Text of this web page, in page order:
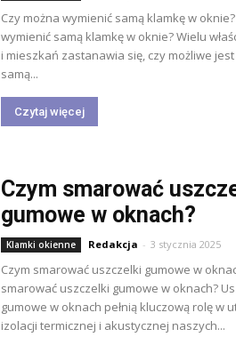
Czy można wymienić samą klamkę w
wymienić samą klamkę w oknie? Wielu
i mieszkań zastanawia się, czy możliwe
samą...
Czytaj więcej
Czym smarować
gumowe w oknach?
Klamki okienne Redakcja - 3 stycznia 2025
Czym smarować uszczelki gumowe w
smarować uszczelki gumowe w oknach?
gumowe w oknach pełnią kluczową rolę w
izolacji termicznej i akustycznej naszych...